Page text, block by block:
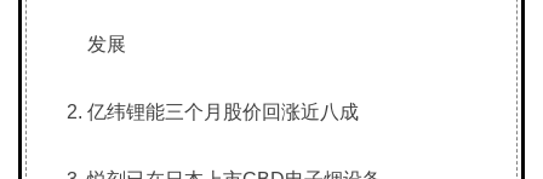
发展
亿纬锂能三个月股价回涨近八成